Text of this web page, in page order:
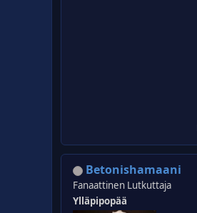
Betonishamaani
Fanaattinen Lutkuttaja
Ylläpipopää